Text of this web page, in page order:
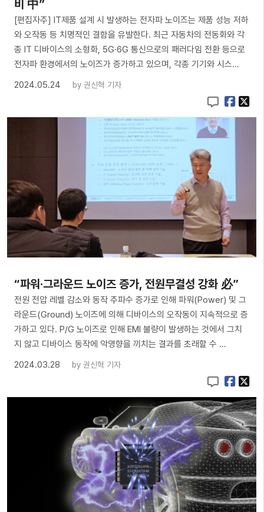
비 中”
[편집자주] IT제품 설계 시 발생하는 전자파 노이즈는 제품 성능 저하
와 오작동 등 치명적인 결함을 유발한다. 최근 자동차의 전동화와 각
종 IT 디바이스의 소형화, 5G·6G 통신으로의 패러다임 전환 등으로
전자파 환경에서의 노이즈가 증가하고 있으며, 각종 기기와 시스…
2024.05.24
by 권신혁 기자
“파워·그라운드 노이즈 증가, 전원무결성 강화 必”
전원 전압 레벨 감소와 동작 주파수 증가로 인해 파워(Power) 및 그
라운드(Ground) 노이즈에 의해 디바이스의 오작동이 지속적으로 증
가하고 있다. P/G 노이즈로 인해 EMI 불량이 발생하는 것에서 그치
지 않고 디바이스 동작에 악영향을 끼치는 결과를 초래할 수 …
2024.03.28
by 권신혁 기자